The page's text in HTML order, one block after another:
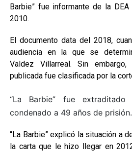
Barbie” fue informante de la
2010.
El documento data del 2018,
audiencia en la que se
Valdez Villarreal. Sin
publicada fue clasificada por la
“La Barbie” fue
condenado a 49 años de
“La Barbie” explicó la situación a
la carta que le hizo llegar en